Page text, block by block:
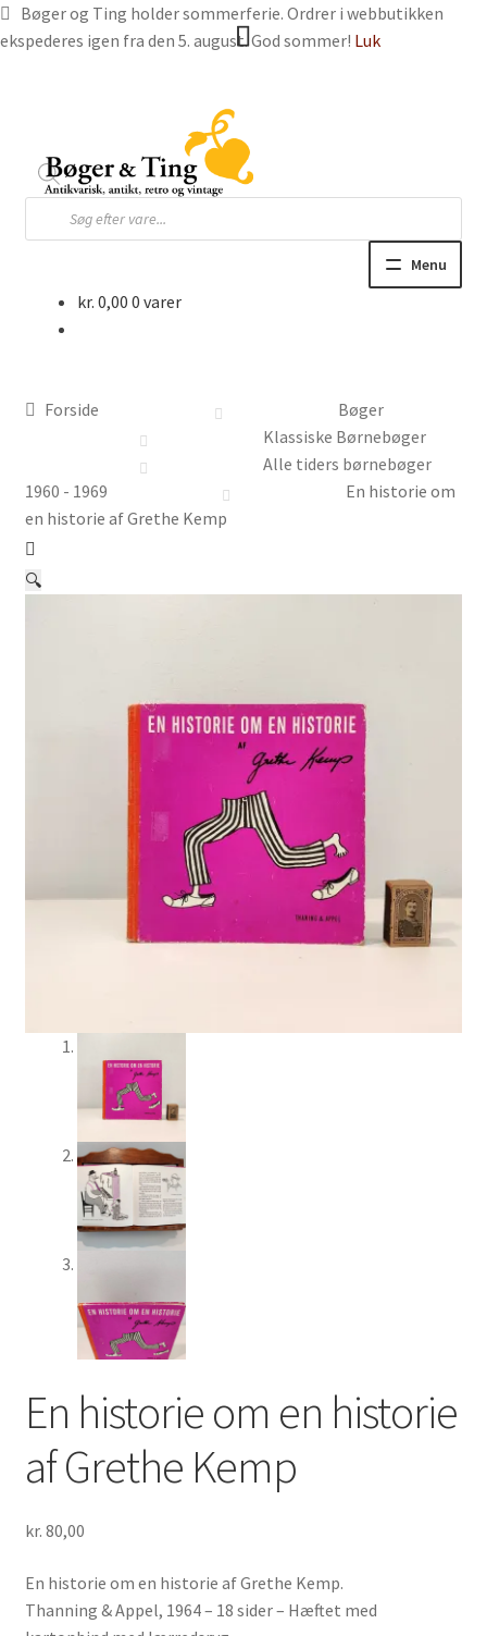
Bøger og Ting holder sommerferie. Ordrer i webbutikken
ekspederes igen fra den 5. august. God sommer! Luk
navigation
indhold
Products
search
Menu
Børnebøger
Ting
kr. 0,00 0 varer
Forside
Bøger
Klassiske Børnebøger
Alle tiders børnebøger
1960 - 1969
En historie om
en historie af Grethe Kemp
🔍
En historie om en historie
af Grethe Kemp
kr. 80,00
En historie om en historie af Grethe Kemp.
Thanning & Appel, 1964 – 18 sider – Hæftet med